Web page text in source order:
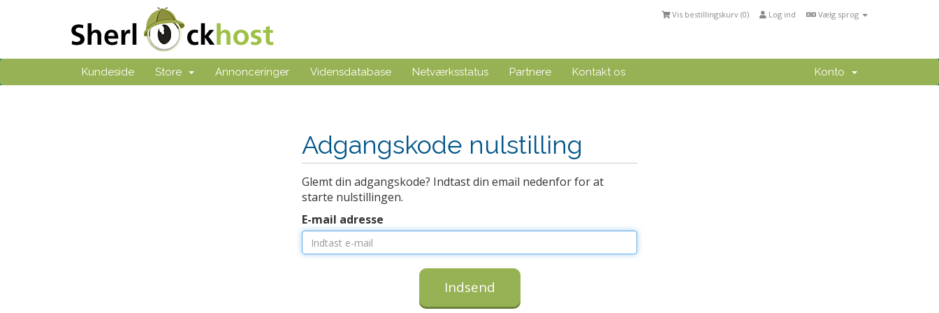
Vælg sprog
Log ind
Vis bestillingskurv (0)
Kundeside Store Annonceringer Vidensdatabase Netværksstatus Partnere Kontakt os Konto
Adgangskode nulstilling
Glemt din adgangskode? Indtast din email nedenfor for at
starte nulstillingen.
E-mail adresse
Indsend